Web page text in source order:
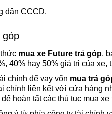
dân CCCD.
góp
mua xe Future trả góp,
40% hay 50% giá trị của
chính để vay vốn mua trả
chính liên kết với cửa hàng
hoàn tất các thủ tục mua xe